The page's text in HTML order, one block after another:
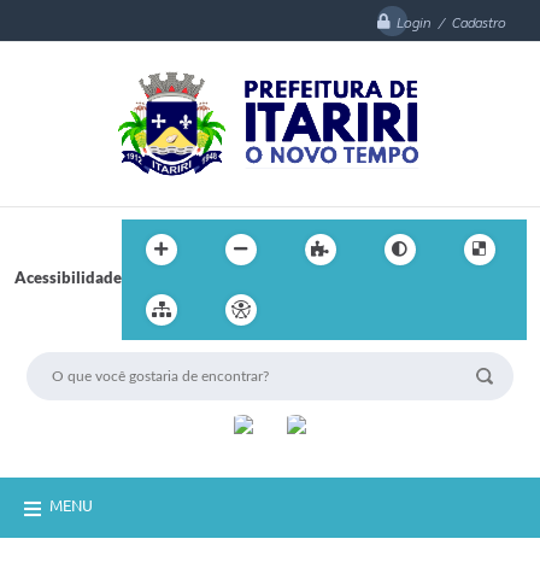
Login / Cadastro
Acessibilidade
MENU